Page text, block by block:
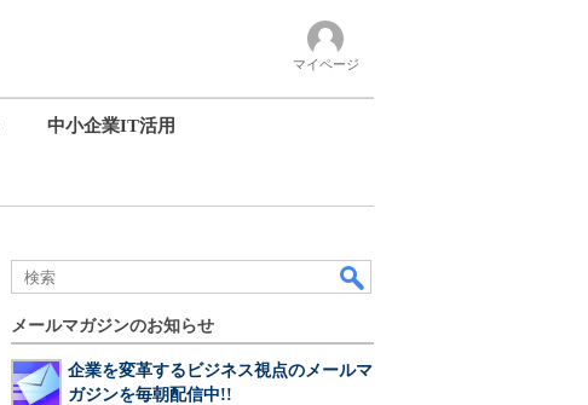
マイページ
中小企業IT活用
メールマガジンのお知らせ
企業を変革するビジネス視点のメールマ
ガジンを毎朝配信中!!